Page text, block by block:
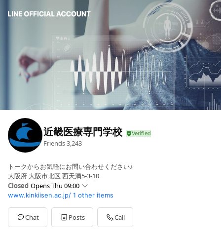
近畿医療専門学校
Friends3,243
トークからお気軽にお問い合わせください♪
大阪府 大阪市北区 西天満5-3-10
Closed Opens Thu 09:00
SunClosed
Mon09:00 - 18:00
Tue09:00 - 18:00
Wed09:00 - 18:00
www.kinkiisen.ac.jp/ 1 other items
Chat Posts Call